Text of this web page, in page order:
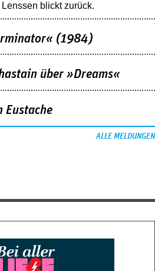
blickt zurück.
(1984)
über »Dreams«
Eustache
ALLE MELDUNGEN